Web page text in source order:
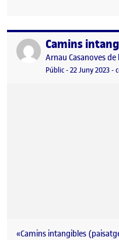
Publicat per
Publicat per
Arnau Casanoves de
Visibilitat:
Públic-Data de
22 Juny 2023-
«Camins intangibles